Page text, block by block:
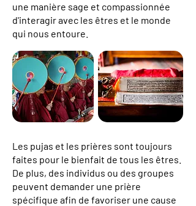
une manière sage et compassionnée
d'interagir avec les êtres et le monde
qui nous entoure.
Les pujas et les prières sont toujours
faites pour le bienfait de tous les êtres.
De plus, des individus ou des groupes
peuvent demander une prière
spécifique afin de favoriser une cause